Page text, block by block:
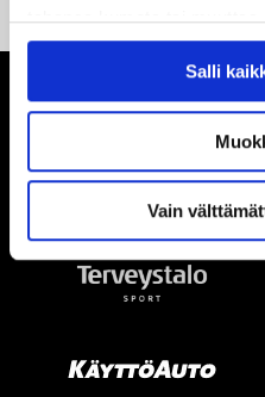
tahansa kumota tai
käytöstäEvästeet-
Salli
Vain